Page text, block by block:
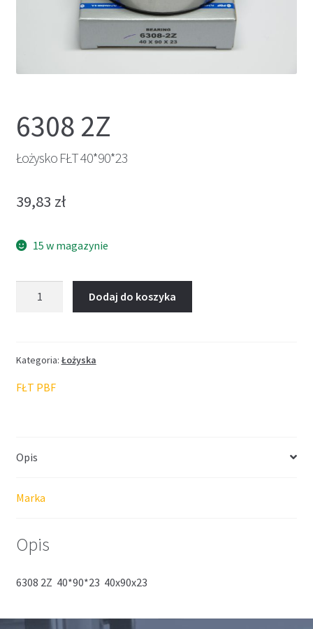
6308 2Z
Łożysko FŁT 40*90*23
39,83 zł
15 w magazynie
Dodaj do koszyka
Kategoria: Łożyska
FŁT PBF
Opis
Marka
Opis
6308 2Z 40*90*23 40x90x23